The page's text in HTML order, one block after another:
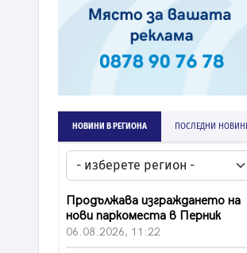
НОВИНИ В РЕГИОНА ПОСЛЕДНИ
Продължава изграждането на
нови паркоместа в Перник
06.08.2026, 11:22